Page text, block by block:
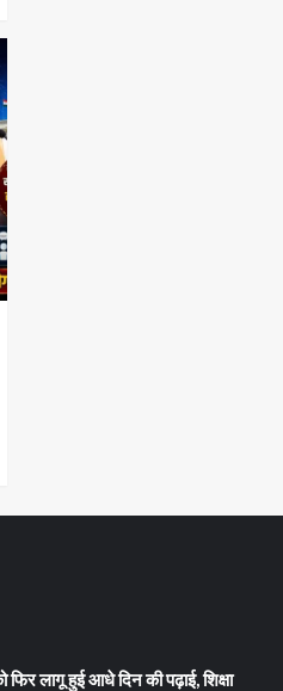
फिर लागू हुई आधे दिन की पढ़ाई, शिक्षा